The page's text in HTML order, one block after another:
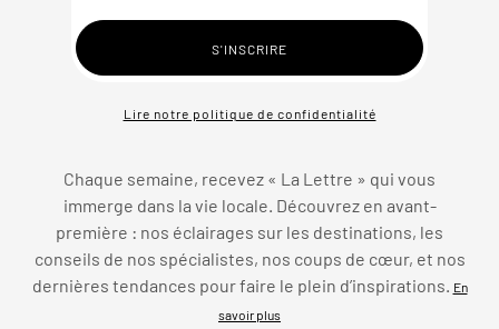
Lire notre politique de confidentialité
Chaque semaine, recevez « La Lettre » qui vous
immerge dans la vie locale. Découvrez en avant-
première : nos éclairages sur les destinations, les
conseils de nos spécialistes, nos coups de cœur, et nos
dernières tendances pour faire le plein d’inspirations. En
savoir plus